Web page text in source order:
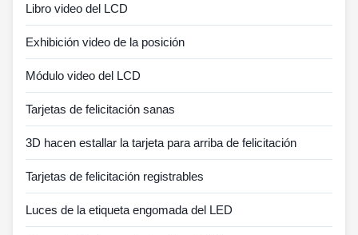
Libro video del LCD
Exhibición video de la posición
Módulo video del LCD
Tarjetas de felicitación sanas
3D hacen estallar la tarjeta para arriba de felicitación
Tarjetas de felicitación registrables
Luces de la etiqueta engomada del LED